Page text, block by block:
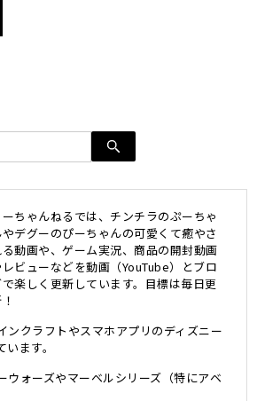
ーちゃんねるでは、チンチラのぷーちゃ
やデグーのぴーちゃんの可愛くて癒やさ
る動画や、ゲーム実況、商品の開封動画
レビューなどを動画（YouTube）とブロ
で楽しく更新しています。目標は毎日更
ンクラフトやスマホアプリのディズニー
ます。
ウォーズやマーベルシリーズ（特にアベ